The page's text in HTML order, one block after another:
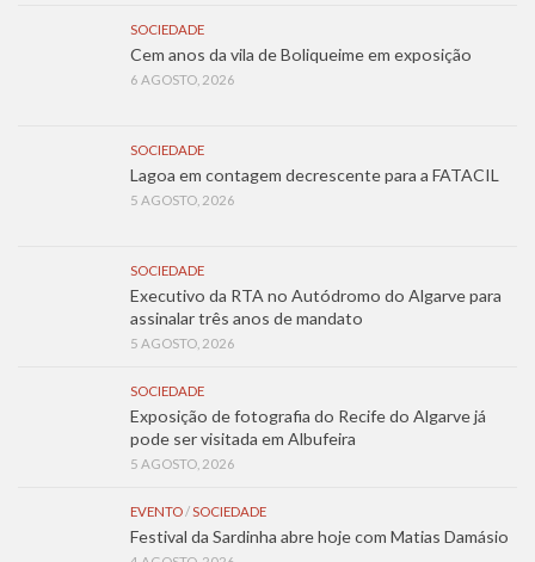
SOCIEDADE
Cem anos da vila de Boliqueime em exposição
6 AGOSTO, 2026
SOCIEDADE
Lagoa em contagem decrescente para a FATACIL
5 AGOSTO, 2026
SOCIEDADE
Executivo da RTA no Autódromo do Algarve para
assinalar três anos de mandato
5 AGOSTO, 2026
SOCIEDADE
Exposição de fotografia do Recife do Algarve já
pode ser visitada em Albufeira
5 AGOSTO, 2026
EVENTO/SOCIEDADE
Festival da Sardinha abre hoje com Matias Damásio